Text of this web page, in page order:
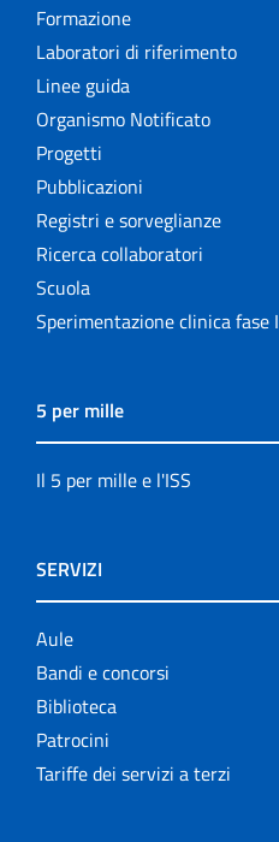
Formazione
Laboratori di riferimento
Linee guida
Organismo Notificato
Progetti
Pubblicazioni
Registri e sorveglianze
Ricerca collaboratori
Scuola
Sperimentazione clinica fase I
5 per mille
Il 5 per mille e l'ISS
SERVIZI
Aule
Bandi e concorsi
Biblioteca
Patrocini
Tariffe dei servizi a terzi